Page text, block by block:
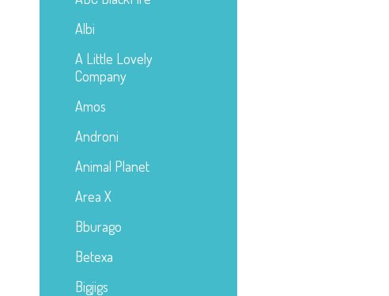
Albi
A Little Lovely
Company
Amos
Androni
Animal Planet
Area X
Bburago
Betexa
Bigjigs